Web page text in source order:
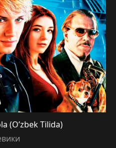
(O’zbek Tilida)